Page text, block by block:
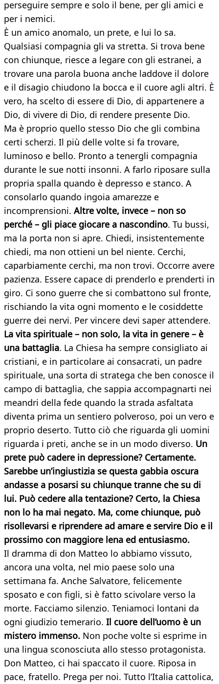
perseguire sempre e solo il bene, per gli amici e
per i nemici.
È un amico anomalo, un prete, e lui lo sa.
Qualsiasi compagnia gli va stretta. Si trova bene
con chiunque, riesce a legare con gli estranei, a
trovare una parola buona anche laddove il dolore
e il disagio chiudono la bocca e il cuore agli altri. È
vero, ha scelto di essere di Dio, di appartenere a
Dio, di vivere di Dio, di rendere presente Dio.
Ma è proprio quello stesso Dio che gli combina
certi scherzi. Il più delle volte si fa trovare,
luminoso e bello. Pronto a tenergli compagnia
durante le sue notti insonni. A farlo riposare sulla
propria spalla quando è depresso e stanco. A
consolarlo quando ingoia amarezze e
incomprensioni. Altre volte, invece – non so
perché – gli piace giocare a nascondino. Tu bussi,
ma la porta non si apre. Chiedi, insistentemente
chiedi, ma non ottieni un bel niente. Cerchi,
caparbiamente cerchi, ma non trovi. Occorre avere
pazienza. Essere capace di prenderlo e prenderti in
giro. Ci sono guerre che si combattono sul fronte,
rischiando la vita ogni momento e le cosiddette
guerre dei nervi. Per vincere devi saper attendere.
La vita spirituale – non solo, la vita in genere – è
una battaglia. La Chiesa ha sempre consigliato ai
cristiani, e in particolare ai consacrati, un padre
spirituale, una sorta di stratega che ben conosce il
campo di battaglia, che sappia accompagnarti nei
meandri della fede quando la strada asfaltata
diventa prima un sentiero polveroso, poi un vero e
proprio deserto. Tutto ciò che riguarda gli uomini
riguarda i preti, anche se in un modo diverso. Un
prete può cadere in depressione? Certamente.
Sarebbe un’ingiustizia se questa gabbia oscura
andasse a posarsi su chiunque tranne che su di
lui. Può cedere alla tentazione? Certo, la Chiesa
non lo ha mai negato. Ma, come chiunque, può
risollevarsi e riprendere ad amare e servire Dio e il
prossimo con maggiore lena ed entusiasmo.
Il dramma di don Matteo lo abbiamo vissuto,
ancora una volta, nel mio paese solo una
settimana fa. Anche Salvatore, felicemente
sposato e con figli, si è fatto scivolare verso la
morte. Facciamo silenzio. Teniamoci lontani da
ogni giudizio temerario. Il cuore dell’uomo è un
mistero immenso. Non poche volte si esprime in
una lingua sconosciuta allo stesso protagonista.
Don Matteo, ci hai spaccato il cuore. Riposa in
pace, fratello. Prega per noi. Tutto l’Italia cattolica,